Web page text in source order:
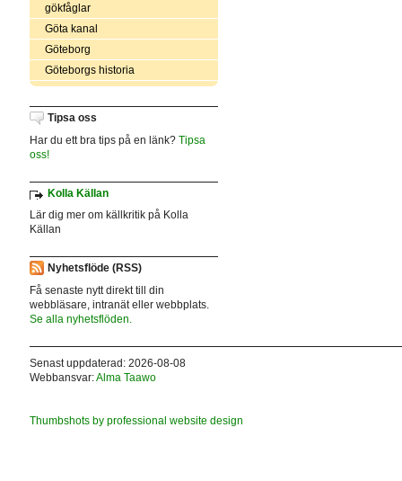
gökfåglar
Göta kanal
Göteborg
Göteborgs historia
Tipsa oss
Har du ett bra tips på en länk? Tipsa
oss!
Kolla Källan
Lär dig mer om källkritik på Kolla
Källan
Nyhetsflöde (RSS)
Få senaste nytt direkt till din
webbläsare, intranät eller webbplats.
Se alla nyhetsflöden.
Senast uppdaterad: 2026-08-08
Webbansvar:Alma Taawo
Thumbshots by professional website design